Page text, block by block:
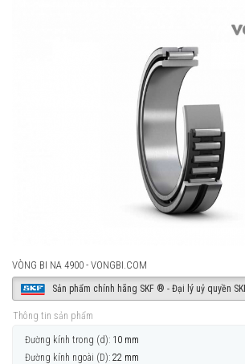
VÒNG BI NA 4900 - VONGBI.COM
Sản phẩm chính hãng SKF ® - Đại lý uỷ quyền
Thông tin sản phẩm
Đường kính trong (d): 10 mm
Đường kính ngoài (D): 22 mm